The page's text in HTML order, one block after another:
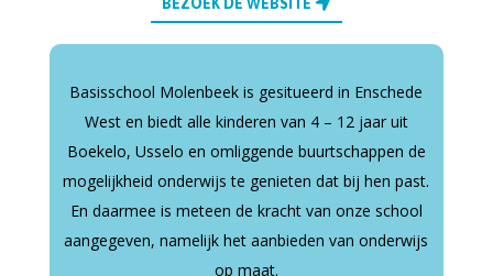
Basisschool Molenbeek is gesitueerd in Enschede
West en biedt alle kinderen van 4 – 12 jaar uit
Boekelo, Usselo en omliggende buurtschappen de
mogelijkheid onderwijs te genieten dat bij hen past.
En daarmee is meteen de kracht van onze school
aangegeven, namelijk het aanbieden van onderwijs
op maat.